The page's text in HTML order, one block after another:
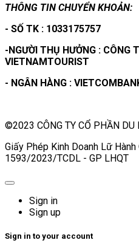
THÔNG TIN CHUYỂN KHOẢN:
- SỐ TK : 1033175757
-NGƯỜI THỤ HƯỞNG : CÔNG
VIETNAMTOURIST
- NGÂN HÀNG :
©2023 CÔNG TY CỔ PHẦN DU
Giấy Phép Kinh Doanh Lữ
1593/2023/TCDL - GP LHQT
Sign in
Sign up
Sign in to your account